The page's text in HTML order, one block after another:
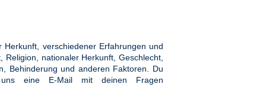
verschiedener Erfahrungen und
nationaler Herkunft, Geschlecht,
Behinderung und anderen Faktoren. Du
eine E-Mail mit deinen Fragen